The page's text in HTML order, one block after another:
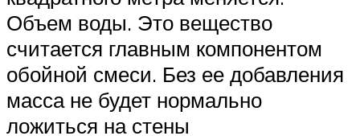
Объем воды. Это вещество
считается главным компонентом
обойной смеси. Без ее добавления
масса не будет нормально
ложиться на стены